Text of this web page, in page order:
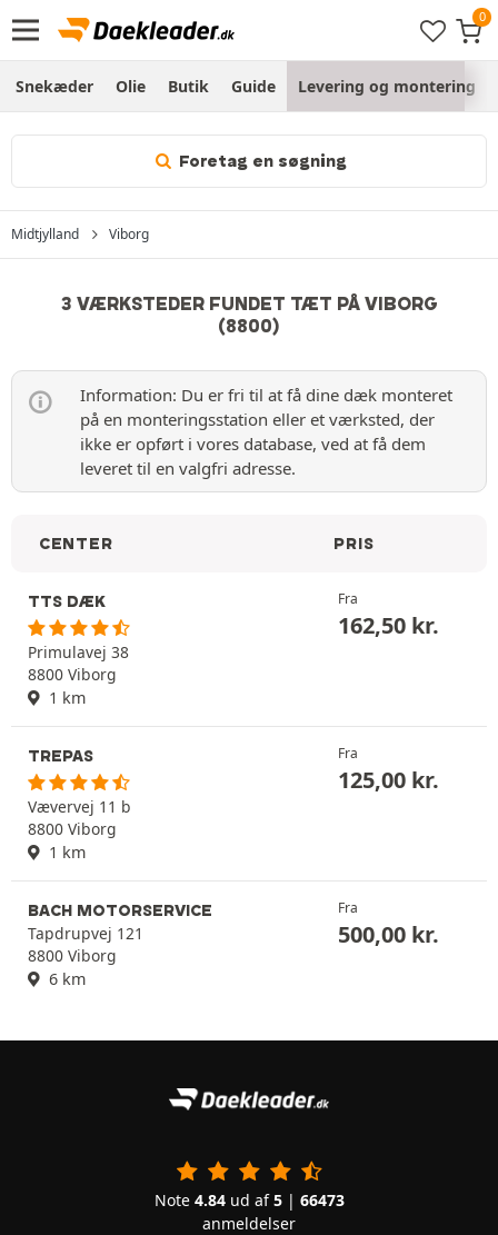
Snekæder Olie Butik Guide Levering og montering
Foretag en søgning
Midtjylland Viborg
3 VÆRKSTEDER FUNDET TÆT PÅ VIBORG
(8800)
Information: Du er fri til at få dine dæk monteret
på en monteringsstation eller et værksted, der
ikke er opført i vores database, ved at få dem
leveret til en valgfri adresse.
CENTER PRIS
TTS DÆK
Primulavej 38
8800 Viborg
1 km
Fra
162,50 kr.
TREPAS
Vævervej 11 b
8800 Viborg
1 km
Fra
125,00 kr.
BACH MOTORSERVICE
Tapdrupvej 121
8800 Viborg
6 km
Fra
500,00 kr.
Note 4.84ud af5| 66473
anmeldelser